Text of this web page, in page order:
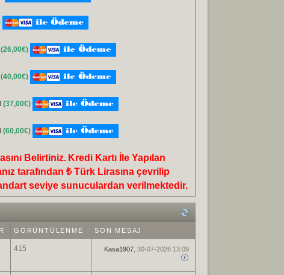
(26,00€)
(40,00€)
(37,00€)
(60,00€)
Belirtiniz. Kredi Kartı İle Yapılan
tarafından ₺ Türk Lirasına çevrilip
seviye sunuculardan verilmektedir.
GÖRÜNTÜLENME SON MESAJ
415 Kasa1907 , 30-07-2026 13:09